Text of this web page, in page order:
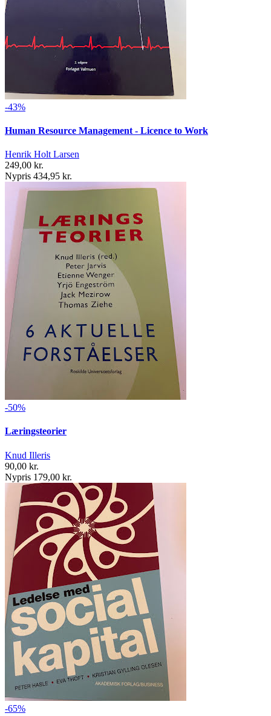
-43%
Human Resource Management - Licence to Work
Henrik Holt Larsen
249,00 kr.
Nypris 434,95 kr.
-50%
Læringsteorier
Knud Illeris
90,00 kr.
Nypris 179,00 kr.
-65%